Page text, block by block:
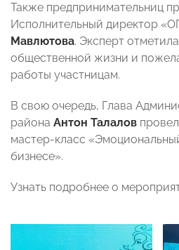
Также предпринимательниц
Исполнительный директор
Мавлютова. Эксперт
общественной жизни и
работы участницам.
В свою очередь, Глава
района Антон Талалов
мастер-класс
бизнесе».
Узнать подробнее о